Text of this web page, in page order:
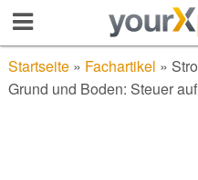
Startseite» Fachartikel »
Grund und Boden: Steuer